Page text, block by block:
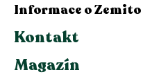
Informace o Zemito
Kontakt
Magazín